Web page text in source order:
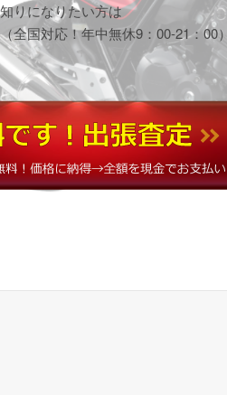
りになりたい方は
（全国対応！年中無休9：00-21：00